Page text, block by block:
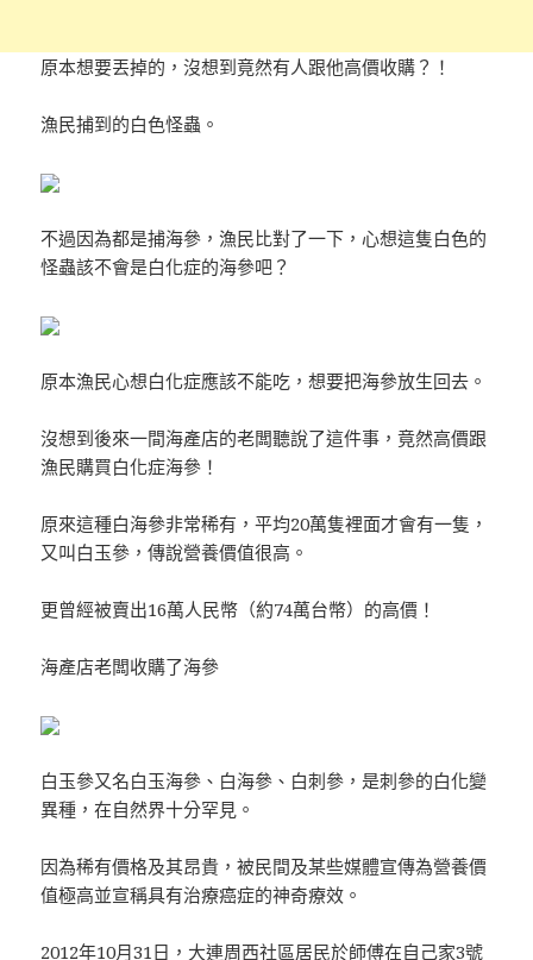
原本想要丟掉的，沒想到竟然有人跟他高價收購？！
漁民捕到的白色怪蟲。
不過因為都是捕海參，漁民比對了一下，心想這隻白色的
怪蟲該不會是白化症的海參吧？
原本漁民心想白化症應該不能吃，想要把海參放生回去。
沒想到後來一間海產店的老闆聽說了這件事，竟然高價跟
漁民購買白化症海參！
原來這種白海參非常稀有，平均20萬隻裡面才會有一隻，
又叫白玉參，傳說營養價值很高。
更曾經被賣出16萬人民幣（約74萬台幣）的高價！
海產店老闆收購了海參
白玉參又名白玉海參、白海參、白刺參，是刺參的白化變
異種，在自然界十分罕見。
因為稀有價格及其昂貴，被民間及某些媒體宣傳為營養價
值極高並宣稱具有治療癌症的神奇療效。
2012年10月31日，大連周西社區居民於師傅在自己家3號